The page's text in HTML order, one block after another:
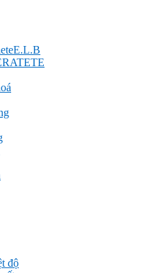
E.L.B
độ